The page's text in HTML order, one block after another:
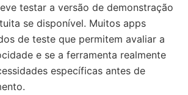
testar a versão de demonstração
se disponível. Muitos apps
de teste que permitem avaliar a
e se a ferramenta realmente
específicas antes de